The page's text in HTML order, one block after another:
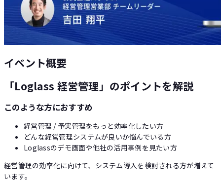
Loglass AI IR
イベント概要
「Loglass 経営管理」のポイントを解説
このような方におすすめ
経営管理 / 予実管理をもっと効率化したい方
どんな経営管理システムが良いか悩んでいる方
Loglassのデモ画面や他社の活用事例を見たい方
経営管理の効率化に向けて、システム導入を検討される方が増えて
います。